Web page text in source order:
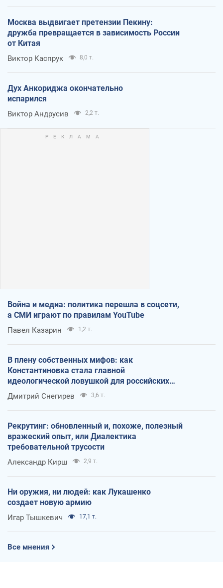
Москва выдвигает претензии Пекину:
дружба превращается в зависимость России
от Китая
Виктор Каспрук 8,0 т.
Дух Анкориджа окончательно
испарился
Виктор Андрусив 2,2 т.
Война и медиа: политика перешла в соцсети,
а СМИ играют по правилам YouTube
Павел Казарин 1,2 т.
В плену собственных мифов: как
Константиновка стала главной
идеологической ловушкой для российских
оккупантов
Дмитрий Снегирев 3,6 т.
Рекрутинг: обновленный и, похоже, полезный
вражеский опыт, или Диалектика
требовательной трусости
Александр Кирш 2,9 т.
Ни оружия, ни людей: как Лукашенко
создает новую армию
Игар Тышкевич 17,1 т.
Все мнения